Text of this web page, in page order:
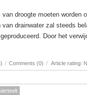
droogte moeten worden
drainwater zal steeds
Door het
/ Comments (0) / Article rating: